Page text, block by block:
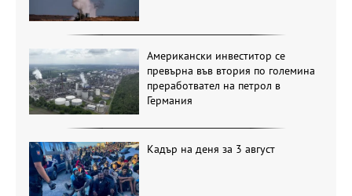
Американски инвеститор се
превърна във втория по големина
преработвател на петрол в
Германия
Кадър на деня за 3 август